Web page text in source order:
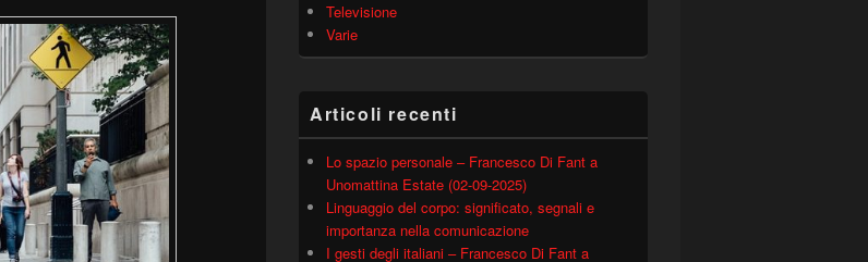
Televisione
Varie
Articoli recenti
Lo spazio personale – Francesco Di Fant a
Unomattina Estate (02-09-2025)
Linguaggio del corpo: significato, segnali e
importanza nella comunicazione
I gesti degli italiani – Francesco Di Fant a